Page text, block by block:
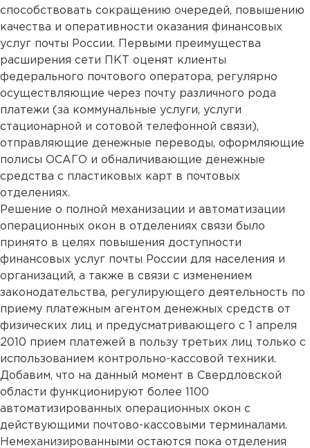
способствовать сокращению очередей, повышению
качества и оперативности оказания финансовых
услуг почты России. Первыми преимущества
расширения сети ПКТ оценят клиенты
федерального почтового оператора, регулярно
осуществляющие через почту различного рода
платежи (за коммунальные услуги, услуги
стационарной и сотовой телефонной связи),
отправляющие денежные переводы, оформляющие
полисы ОСАГО и обналичивающие денежные
средства с пластиковых карт в почтовых
отделениях.
Решение о полной механизации и автоматизации
операционных окон в отделениях связи было
принято в целях повышения доступности
финансовых услуг почты России для населения и
организаций, а также в связи с изменением
законодательства, регулирующего деятельность по
приему платежным агентом денежных средств от
физических лиц и предусматривающего с 1 апреля
2010 прием платежей в пользу третьих лиц только с
использованием контрольно-кассовой техники.
Добавим, что на данный момент в Свердловской
области функционируют более 1100
автоматизированных операционных окон с
действующими почтово-кассовыми терминалами.
Немеханизированными остаются пока отделения